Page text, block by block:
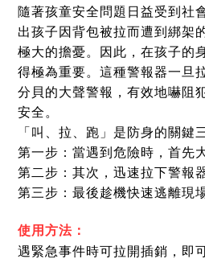
隨著孩童安全問題日益受到社
出孩子因背包被拉而遭到綁架
極大的擔憂。因此，在孩子的
得極為重要。這種警報器一旦
分貝的大聲警報，有效地嚇阻
安全。
「叫、拉、跑」是防身的關鍵
第一步：當遇到危險時，首先
第二步：其次，迅速拉下警報
第三步：最後趁機快速逃離現場
使用方法：
遇緊急事件時可拉開插銷，即